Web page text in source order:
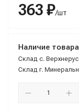
363 ₽/шт
Наличие товара
Склад с.
Склад г.